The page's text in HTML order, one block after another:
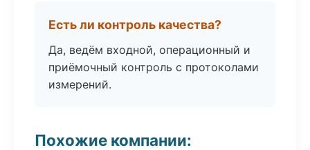
Есть ли контроль качества?
Да, ведём входной, операционный и
приёмочный контроль с протоколами
измерений.
Похожие компании: